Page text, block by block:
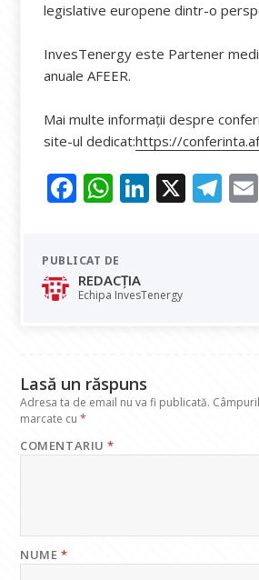
legislative europene dintr-o
InvesTenergy este Partener
anuale AFEER.
Mai multe informații despre
site-ul dedicat:https://
F
e
b
o
W
at
s
A
Li
dI
X T
PUBLICAT DE
REDACȚIA
Echipa InvesTenergy
Lasă un răspuns
Adresa ta de email nu va fi publicată.
marcate cu*
COMENTARIU*
NUME*